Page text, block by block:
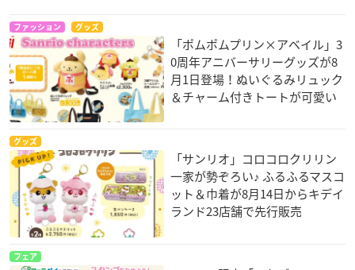
ファッション グッズ
「ポムポムプリン×アベイル」3
0周年アニバーサリーグッズが8
月1日登場！ぬいぐるみリュック
＆チャーム付きトートが可愛い
グッズ
「サンリオ」コロコロクリリン
一家が勢ぞろい♪ ふるふるマスコ
ット＆巾着が8月14日からキデイ
ランド23店舗で先行販売
フェア